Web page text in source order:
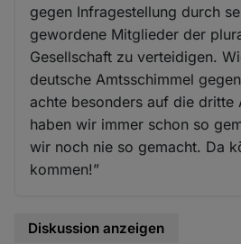
gegen Infragestellung durch
gewordene Mitglieder der
Gesellschaft zu verteidigen.
deutsche Amtsschimmel
achte besonders auf die dritte
haben wir immer schon so
wir noch nie so gemacht. Da
kommen!”
Diskussion anzeigen